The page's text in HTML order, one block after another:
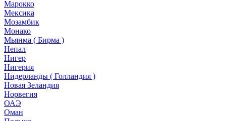
Марокко
Мексика
Мозамбик
Монако
Мьянма ( Бирма )
Непал
Нигер
Нигерия
Нидерланды ( Голландия )
Новая Зеландия
Норвегия
ОАЭ
Оман